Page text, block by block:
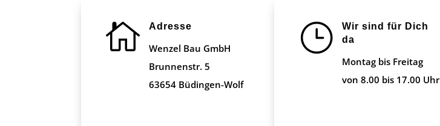
 Adresse
Wenzel Bau GmbH
Brunnenstr. 5
63654 Büdingen-Wolf
}
Wir sind für Dich
da
Montag bis Freitag
von 8.00 bis 17.00 Uhr